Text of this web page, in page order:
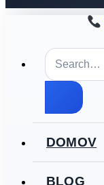
DOMOV
BLOG